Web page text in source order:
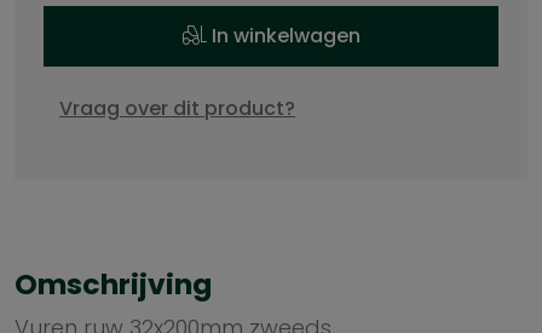
In winkelwagen
Vraag over dit product?
Omschrijving